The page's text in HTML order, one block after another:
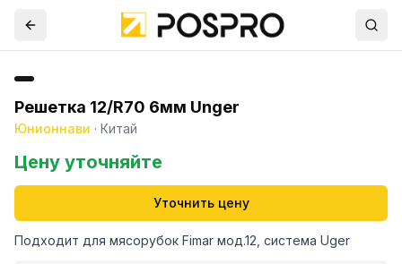
Решетка 12/R70 6мм Unger
Юнионнави · Китай
Цену уточняйте
Уточнить цену
Подходит для мясорубок Fimar мод.12, система Uger